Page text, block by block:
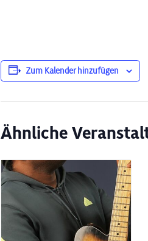
Zum Kalender hinzufügen
Ähnliche